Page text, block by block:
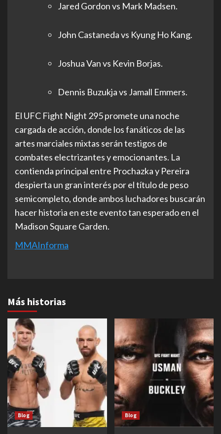
Jared Gordon vs Mark Madsen.
John Castaneda vs Kyung Ho Kang.
Joshua Van vs Kevin Borjas.
Dennis Buzukja vs Jamall Emmers.
El UFC Fight Night 295 promete una noche
cargada de acción, donde los fanáticos de las
artes marciales mixtas serán testigos de
combates electrizantes y emocionantes. La
contienda principal entre Prochazka y Pereira
despierta un gran interés por el título de peso
semicompleto, donde ambos luchadores buscarán
hacer historia en este evento tan esperado en el
Madison Square Garden.
MMAInforma
Más historias
Blog Blog